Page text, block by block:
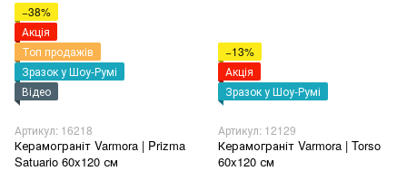
−38%
Акція
Топ продажів
Зразок у Шоу-Румі
Відео
Артикул: 16218
Керамограніт Varmora | Prizma
Satuario 60x120 см
−13%
Акція
Зразок у Шоу-Румі
Артикул: 12129
Керамограніт Varmora | Torso
60x120 см